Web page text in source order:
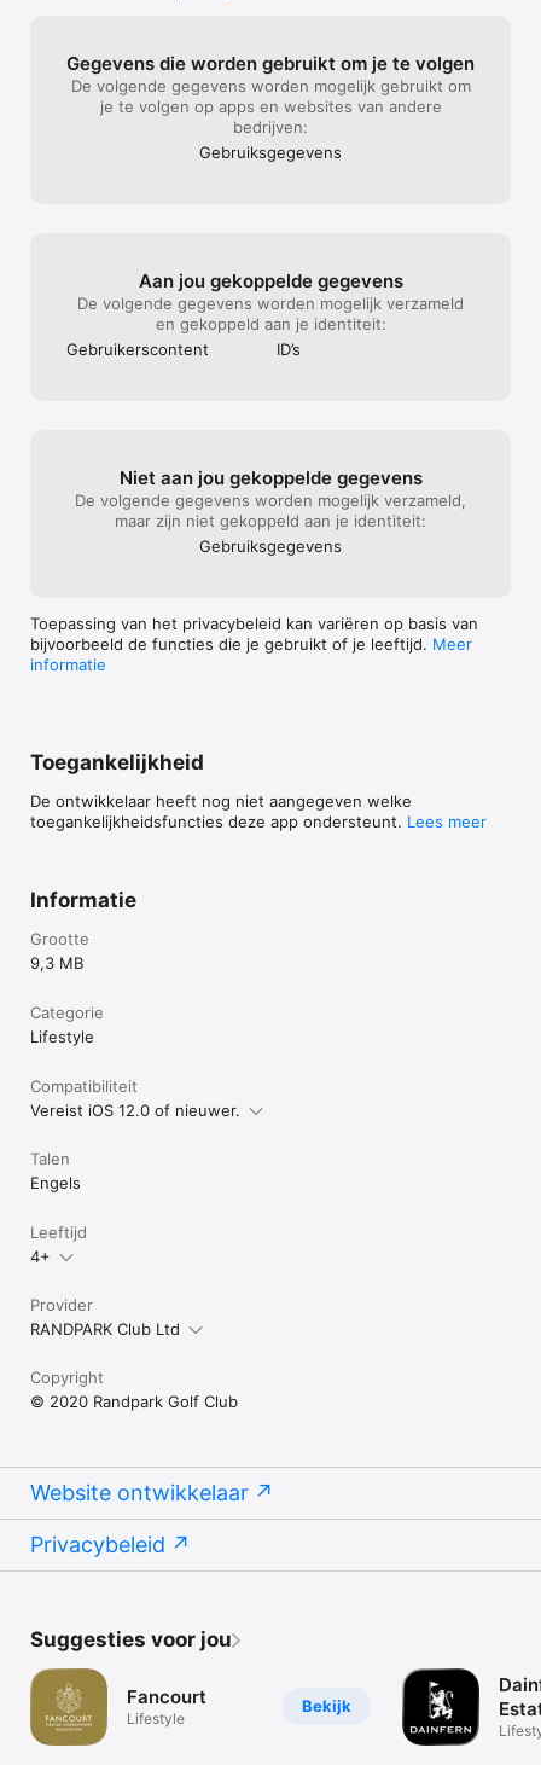
Gegevens die worden gebruikt om je te volgen
De volgende gegevens worden mogelijk gebruikt om
je te volgen op apps en websites van andere
bedrijven:
Gebruiks­gegevens
Aan jou gekoppelde gegevens
De volgende gegevens worden mogelijk verzameld
en gekoppeld aan je identiteit:
Gebruikers­content
ID’s
Niet aan jou gekoppelde gegevens
De volgende gegevens worden mogelijk verzameld,
maar zijn niet gekoppeld aan je identiteit:
Gebruiks­gegevens
Toepassing van het privacybeleid kan variëren op basis van
bijvoorbeeld de functies die je gebruikt of je leeftijd. Meer
informatie
Toegankelijkheid
De ontwikkelaar heeft nog niet aangegeven welke
toegankelijkheidsfuncties deze app ondersteunt. Lees meer
Informatie
Grootte
9,3 MB
Categorie
Lifestyle
Compatibiliteit
Vereist iOS 12.0 of nieuwer.
Talen
Engels
Leeftijd
4+
Provider
RANDPARK Club Ltd
Copyright
© 2020 Randpark Golf Club
Website ontwikkelaar
Privacybeleid
Suggesties voor jou
Bekijk
Fancourt
Lifestyle